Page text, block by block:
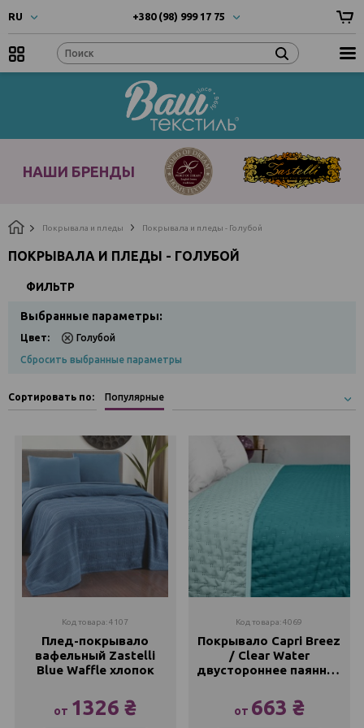
RU
UA- Українска
RU- Русский
+380 (98) 999 17 75
НАШИ БРЕНДЫ
Покрывала и пледы Покрывала и пледы - Голубой
ПОКРЫВАЛА И ПЛЕДЫ - ГОЛУБОЙ
ФИЛЬТР
Выбранные параметры:
Цвет: Голубой
Сбросить выбранные параметры
Сортировать по: Популярные
Код товара: 4107
Плед-покрывало
вафельный Zastelli
Blue Waffle хлопок
от 1326 ₴
Код товара: 4069
Покрывало Capri Breez
/ Clear Water
двустороннее паянное
от 663 ₴